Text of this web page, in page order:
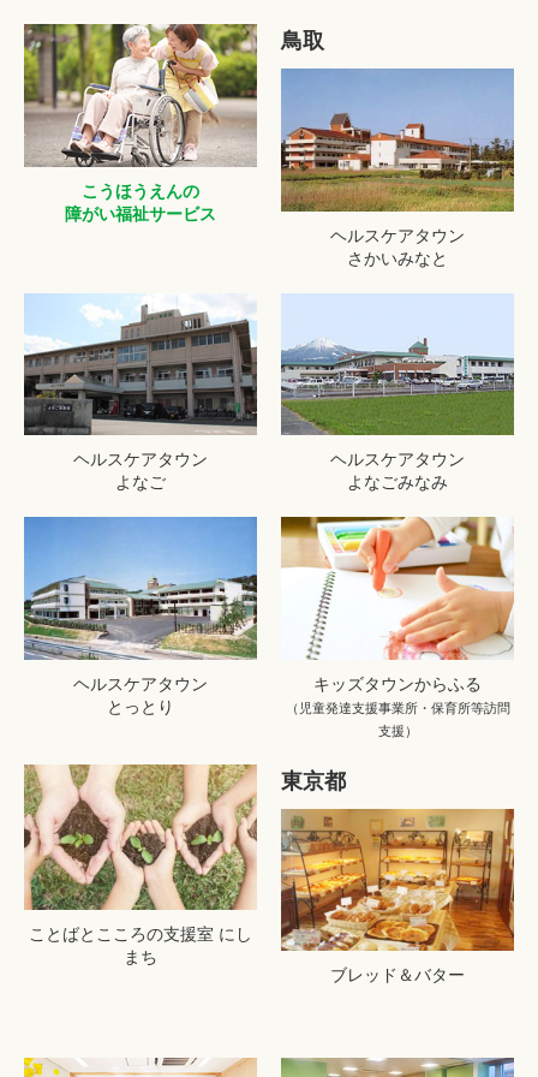
こうほうえんの
障がい福祉サービス
鳥取
ヘルスケアタウン
さかいみなと
ヘルスケアタウン
よなご
ヘルスケアタウン
よなごみなみ
ヘルスケアタウン
とっとり
キッズタウンからふる
（児童発達支援事業所・保育所等訪問
支援）
ことばとこころの支援室 にし
まち
東京都
ブレッド＆バター